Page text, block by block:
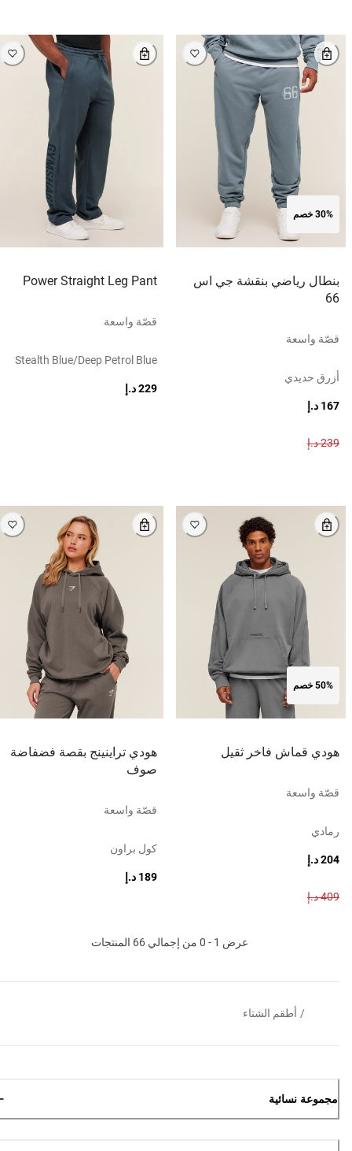
30% خصم
بنطال رياضي بنقشة جي اس
66
قصّة واسعة
أزرق حديدي
167 د.إ
239 د.إ
Power Straight Leg Pant
قصّة واسعة
Stealth Blue/deep Petrol Blue
229 د.إ
50% خصم
هودي قماش فاخر ثقيل
قصّة واسعة
رمادي
204 د.إ
409 د.إ
هودي تراينينج بقصة فضفاضة
صوف
قصّة واسعة
كول براون
189 د.إ
عرض 1 - 0 من إجمالي 66 المنتجات
/ أطقم الشتاء
مجموعة نسائية